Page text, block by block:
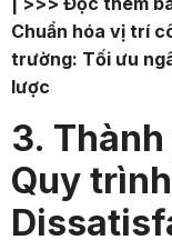
Chuẩn hóa vị trí
trường: Tối ưu
lược
3.
Quy